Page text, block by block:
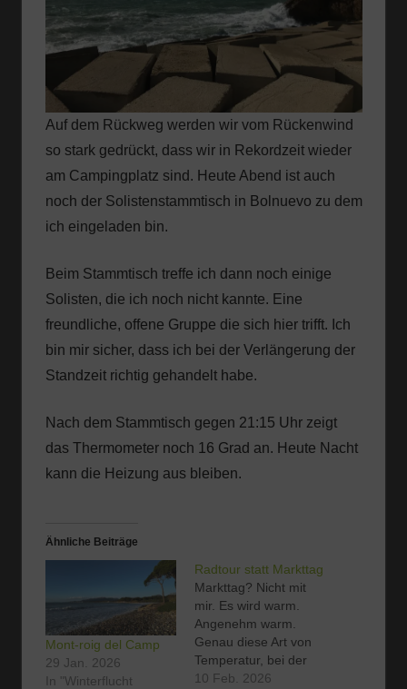
Auf dem Rückweg werden wir vom Rückenwind
so stark gedrückt, dass wir in Rekordzeit wieder
am Campingplatz sind. Heute Abend ist auch
noch der Solistenstammtisch in Bolnuevo zu dem
ich eingeladen bin.
Beim Stammtisch treffe ich dann noch einige
Solisten, die ich noch nicht kannte. Eine
freundliche, offene Gruppe die sich hier trifft. Ich
bin mir sicher, dass ich bei der Verlängerung der
Standzeit richtig gehandelt habe.
Nach dem Stammtisch gegen 21:15 Uhr zeigt
das Thermometer noch 16 Grad an. Heute Nacht
kann die Heizung aus bleiben.
Ähnliche Beiträge
Mont-roig del Camp
29 Jan. 2026
In "Winterflucht
Radtour statt Markttag
Markttag? Nicht mit
mir. Es wird warm.
Angenehm warm.
Genau diese Art von
Temperatur, bei der
man merkt: Der
10 Feb. 2026